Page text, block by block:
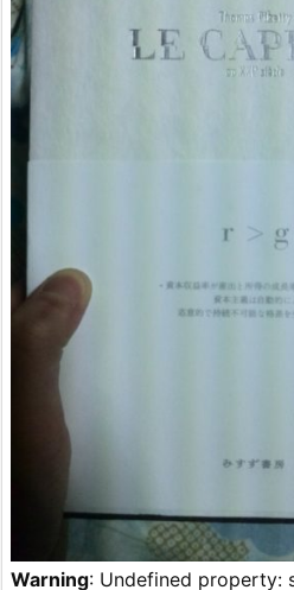
Warning: Undefined property: